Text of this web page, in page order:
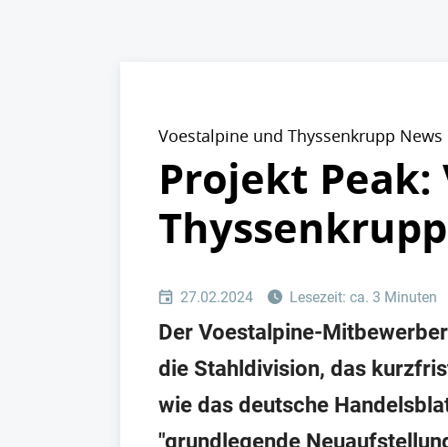
Voestalpine und Thyssenkrupp News
Projekt
27.02.2024 Lesezeit: ca. 3 Minuten
Der Voestalpine-
die Stahldivision, das
wie das deutsche
"grundlegende